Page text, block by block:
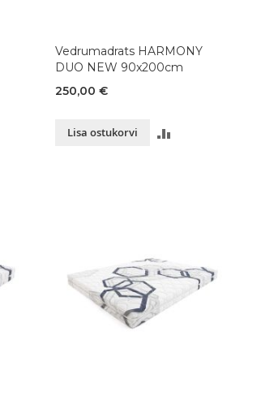
Vedrumadrats HARMONY
DUO NEW 90x200cm
250,00 €
Lisa ostukorvi